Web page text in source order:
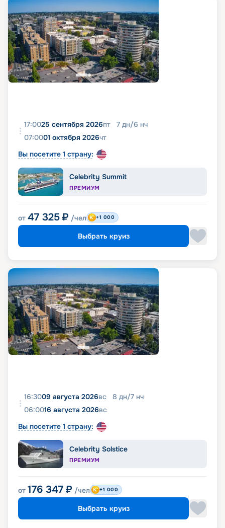
17:0025 сентября 2026пт 7 дн/6 нч
07:0001 октября 2026чт
Вы посетите 1 страну:
Celebrity Summit
ПРЕМИУМ
от 47 325 ₽ /чел +1 000
Выбрать круиз
16:3009 августа 2026вс 8 дн/7 нч
06:0016 августа 2026вс
Вы посетите 1 страну:
Celebrity Solstice
ПРЕМИУМ
от 176 347 ₽ /чел +1 000
Выбрать круиз